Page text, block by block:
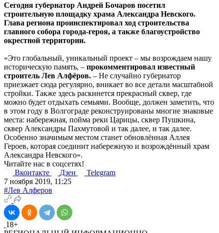
Сегодня губернатор Андрей Бочаров посетил
строительную площадку храма Александра Невского.
Глава региона проинспектировал ход строительства
главного собора города-героя, а также благоустройство
окрестной территории.
«Это глобальный, уникальный проект – мы возрождаем нашу
историческую память, – прокомментировал известный
строитель Лев Алфёров. – Не случайно губернатор
приезжает сюда регулярно, вникает во все детали масштабной
стройки. Также здесь раскинется прекрасный сквер, где
можно будет отдыхать семьями. Вообще, должен заметить, что
в этом году в Волгограде реконструированы многие знаковые
места: набережная, пойма реки Царицы, сквер Пушкина,
сквер Александры Пахмутовой и так далее, и так далее.
Особенно значимым местом станет обновлённая Аллея
Героев, которая соединит набережную и возрождённый храм
Александра Невского».
Читайте нас в соцсетях!
Вконтакте
Дзен
Telegram
7 ноября 2019, 11:25
#Лев Алферов
18+